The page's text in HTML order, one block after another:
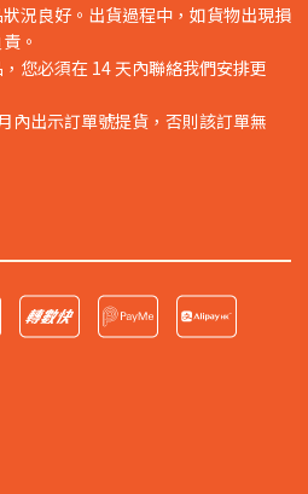
況良好。出貨過程中，如貨物出現損
。
您必須在 14 天內聯絡我們安排更
內出示訂單號提貨，否則該訂單無